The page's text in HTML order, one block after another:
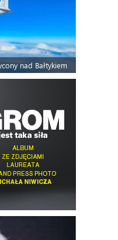
nad Bałtykiem